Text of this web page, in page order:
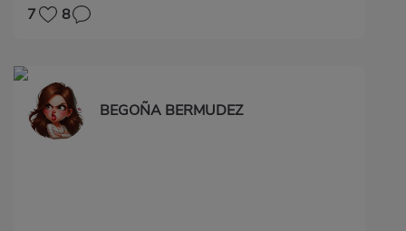
7 8
BEGOÑA BERMUDEZ